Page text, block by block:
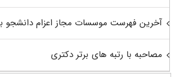
آخرین فهرست موسسات مجاز اعزام دانشجو
مصاحبه با رتبه های برتر دکتری